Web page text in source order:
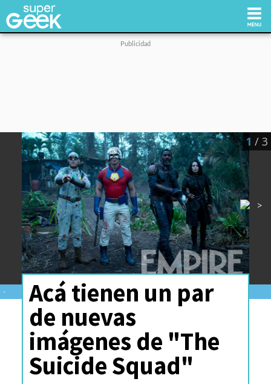
Videojuegos
Reviews
Cultura Pop
Streaming
Síguenos:
1 / 3
- Acá tienen un par
de nuevas
imágenes de "The
Suicide Squad"